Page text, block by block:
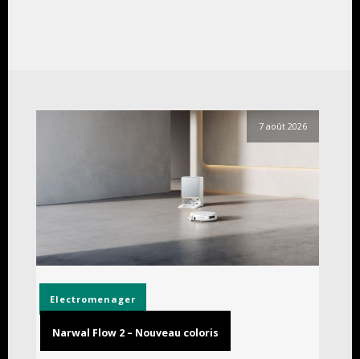
7 août 2026
Electromenager
Narwal Flow 2 – Nouveau coloris